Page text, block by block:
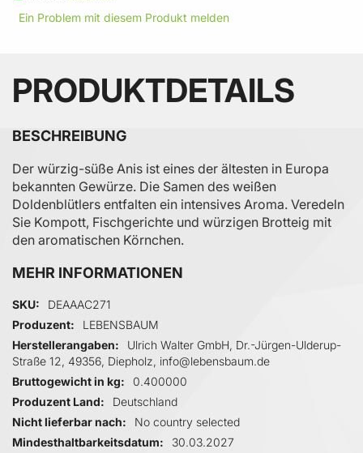
Ein Problem mit diesem Produkt melden
PRODUKTDETAILS
BESCHREIBUNG
Der würzig-süße Anis ist eines der ältesten in Europa
bekannten Gewürze. Die Samen des weißen
Doldenblütlers entfalten ein intensives Aroma. Veredeln
Sie Kompott, Fischgerichte und würzigen Brotteig mit
den aromatischen Körnchen.
MEHR INFORMATIONEN
Mehr Informationen
SKU
DEAAAC271
Produzent
LEBENSBAUM
Herstellerangaben
Ulrich Walter GmbH, Dr.-Jürgen-Ulderup-
Straße 12, 49356, Diepholz, info@lebensbaum.de
Bruttogewicht in kg
0.400000
Produzent Land
Deutschland
Nicht lieferbar nach
No country selected
Mindesthaltbarkeitsdatum
30.03.2027